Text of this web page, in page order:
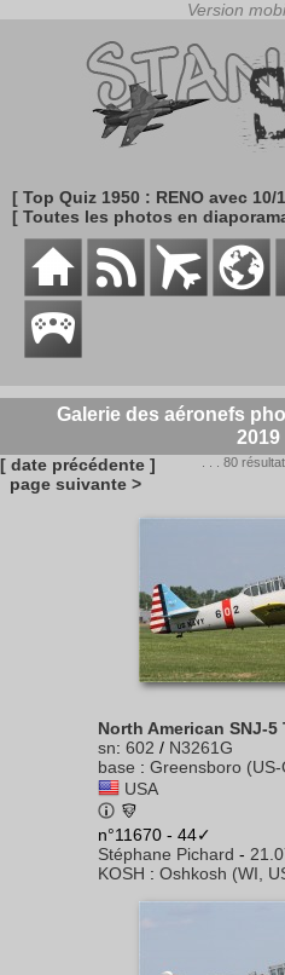
[ Top Quiz 1950 : RENO avec 10/
[ Toutes les photos en
Galerie des aéronefs
2019
[ date précédente ] . . . 80
page suivante >
North American SNJ-5
sn: 602 / N3261G
base : Greensboro (US-
USA
n°11670 - 44✓
Stéphane Pichard -
KOSH : Oshkosh (WI,